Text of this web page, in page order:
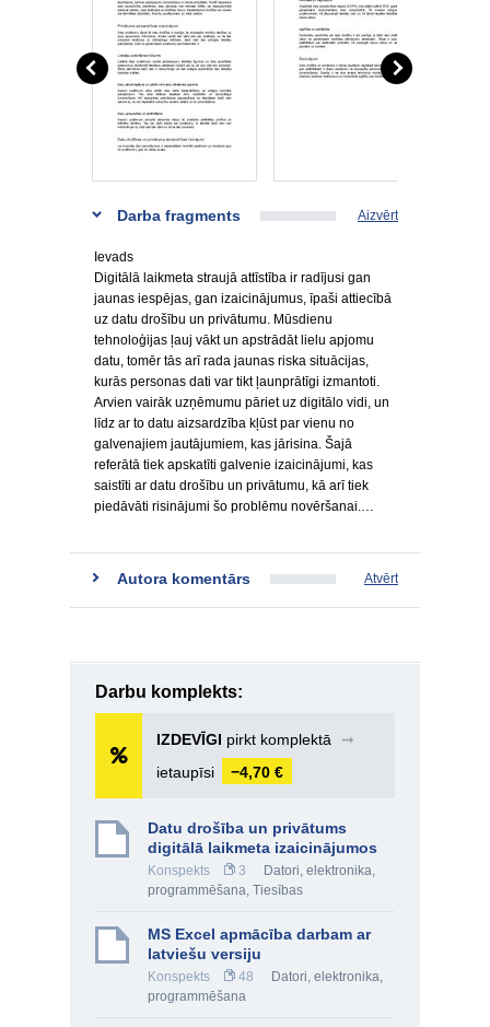
Darba fragments Aizvērt
Ievads
Digitālā laikmeta straujā attīstība ir radījusi gan
jaunas iespējas, gan izaicinājumus, īpaši attiecībā
uz datu drošību un privātumu. Mūsdienu
tehnoloģijas ļauj vākt un apstrādāt lielu apjomu
datu, tomēr tās arī rada jaunas riska situācijas,
kurās personas dati var tikt ļaunprātīgi izmantoti.
Arvien vairāk uzņēmumu pāriet uz digitālo vidi, un
līdz ar to datu aizsardzība kļūst par vienu no
galvenajiem jautājumiem, kas jārisina. Šajā
referātā tiek apskatīti galvenie izaicinājumi, kas
saistīti ar datu drošību un privātumu, kā arī tiek
piedāvāti risinājumi šo problēmu novēršanai.…
Autora komentārs Atvērt
Darbu komplekts:
IZDEVĪGI pirkt komplektā
➞
ietaupīsi
−4,70 €
Datu drošība un privātums
digitālā laikmeta izaicinājumos
Konspekts 3
Datori, elektronika,
programmēšana, Tiesības
MS Excel apmācība darbam ar
latviešu versiju
Konspekts 48
Datori, elektronika,
programmēšana